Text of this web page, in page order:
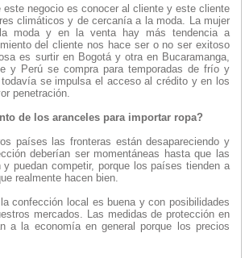
este negocio es conocer al cliente y este cliente
climáticos y de cercanía a la moda. La mujer
la moda y en la venta hay más tendencia a
del cliente nos hace ser o no ser exitoso
es surtir en Bogotá y otra en Bucaramanga,
y Perú se compra para temporadas de frío y
se impulsa el acceso al crédito y en los
penetración.
de los aranceles para importar ropa?
países las fronteras están desapareciendo y
deberían ser momentáneas hasta que las
y puedan competir, porque los países tienden a
realmente hacen bien.
confección local es buena y con posibilidades
mercados. Las medidas de protección en
a la economía en general porque los precios